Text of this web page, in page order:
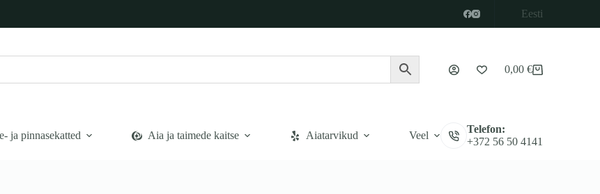
Eesti
Ostukorv
0,00 €
ja pinnasekatted Aia ja taimede kaitse Aiatarvikud Veel
Telefon:
+372 56 50 4141